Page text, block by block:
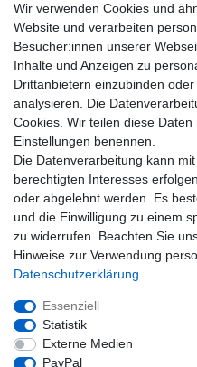
Wissenswertes
Marken und Hersteller
E-MAIL **
Newsletter
Honig
Einwilligung kann ich jederzeit
E-MAIL
Newsletter-
Abmeldung
Honig
Wir verwenden Cookies und
Website und verarbeiten
Besucher:innen unserer
Inhalte und Anzeigen zu
Drittanbietern einzubinden
analysieren. Die
Cookies. Wir teilen diese
Einstellungen benennen.
Die Datenverarbeitung kann
berechtigten Interesses
oder abgelehnt werden. Es
und die Einwilligung zu einem
zu widerrufen. Beachten Sie
Hinweise zur Verwendung
Daten­schutz­erklärung
Essenziell
Statistik
Externe Medien
PayPal